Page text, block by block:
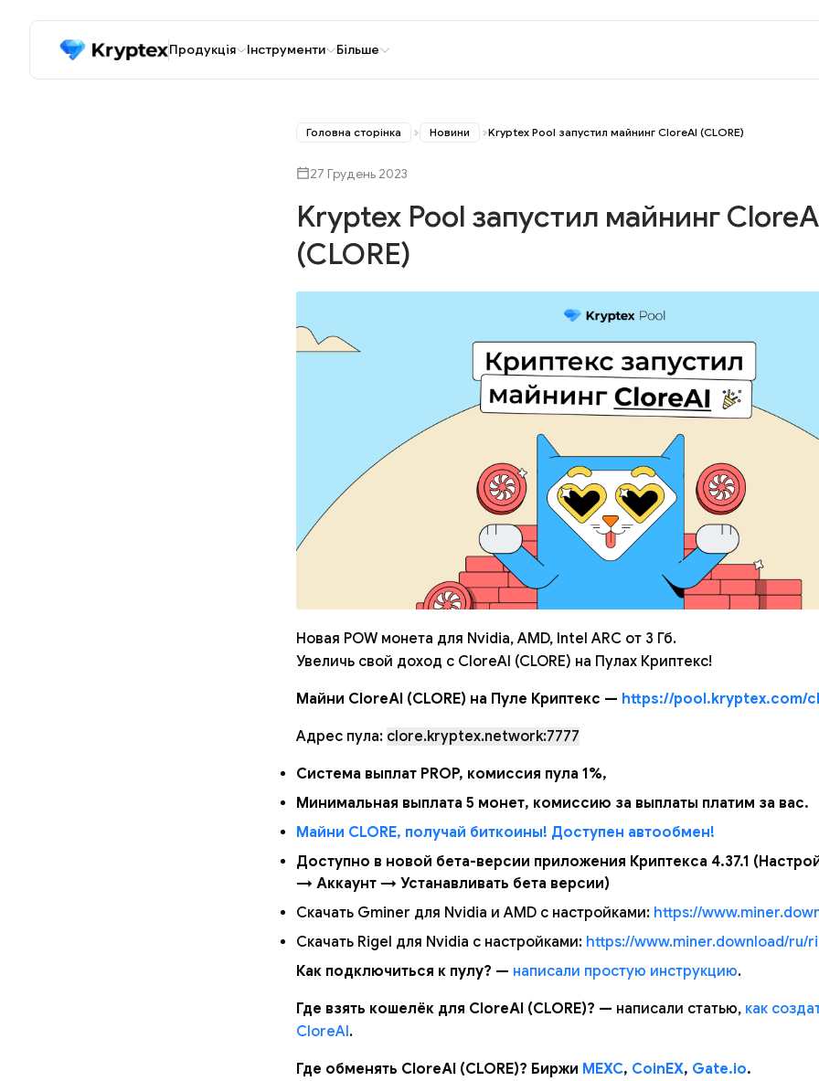
Продукція Інструменти Більше
Головна сторінка Новини Kryptex Pool запустил майнинг CloreAI (CLORE)
27 Грудень 2023
Kryptex Pool запустил майнинг
(CLORE)
Новая POW монета для Nvidia, AMD, Intel ARC от 3 Гб.
Увеличь свой доход с CloreAI (CLORE) на Пулах Криптекс!
Майни CloreAI (CLORE) на Пуле Криптекс — https://pool.kryptex.com/
Адрес пула: clore.kryptex.network:7777
Система выплат PROP, комиссия пула 1%,
Минимальная выплата 5 монет, комиссию за выплаты платим за вас.
Майни CLORE, получай биткоины! Доступен автообмен!
Доступно в новой бета-версии приложения Криптекса 4.37.1
→ Аккаунт → Устанавливать бета версии)
Скачать Gminer для Nvidia и AMD с настройками: https://
Скачать Rigel для Nvidia с настройками: https://www.miner.download/ru/
Как подключиться к пулу? — написали простую инструкцию.
Где взять кошелёк для CloreAI (CLORE)? — написали статью, как
CloreAI.
Где обменять CloreAI (CLORE)? Биржи MEXC, CoinEX, Gate.io.